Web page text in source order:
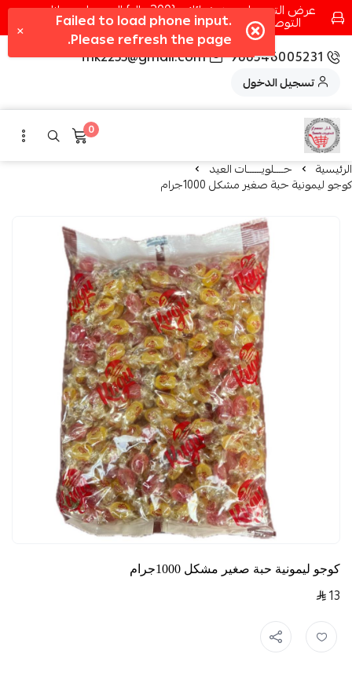
عرض التوصيل عند شرائك بـ{200ريال} التوصيل مجانا
التوصيل في مكه فقط كل اسبوع اصناف جديدة
966546005231
fhk2255@gmail.com
تسجيل الدخول
0
الرئيسية حــــلويــــــات العيد
كوجو ليمونية حبة صغير مشكل 1000جرام
كوجو ليمونية حبة صغير مشكل 1000جرام
13